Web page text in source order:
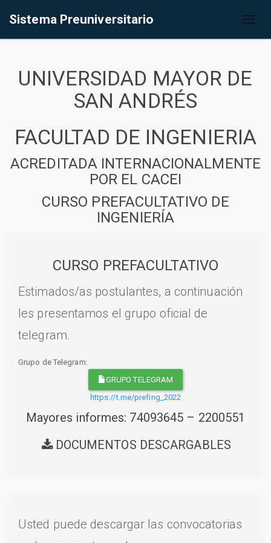
Sistema Preuniversitario
UNIVERSIDAD MAYOR DE
SAN ANDRÉS
FACULTAD DE INGENIERIA
ACREDITADA INTERNACIONALMENTE
POR EL CACEI
CURSO PREFACULTATIVO DE
INGENIERÍA
CURSO PREFACULTATIVO
Estimados/as postulantes, a continuación
les presentamos el grupo oficial de
telegram.
Grupo de Telegram:
GRUPO TELEGRAM
https://t.me/prefing_2022
Mayores informes: 74093645 – 2200551
DOCUMENTOS DESCARGABLES
Usted puede descargar las convocatorias